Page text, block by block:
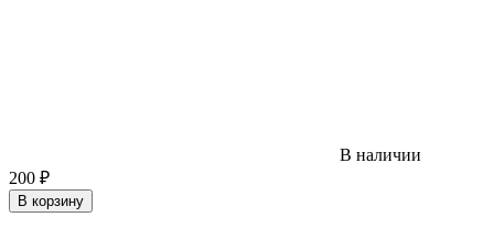
В наличии
200 ₽
В корзину